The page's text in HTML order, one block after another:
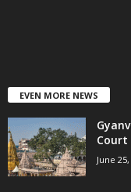
EVEN MORE NEWS
June